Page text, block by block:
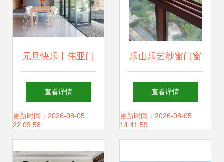
元旦快乐丨伟亚门
窗陪您共度三餐四
季，进阶美好新生
查看详情
更新时间：2026-08-05
22:09:58
乐山乐艺纱窗门窗
品质与承诺并重，
乐尼门窗守护美好
查看详情
更新时间：2026-08-05
14:41:59